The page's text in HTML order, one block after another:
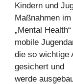
Kindern und
Maßnahmen
„Mental
mobile
die so wichtige
gesichert und
werde